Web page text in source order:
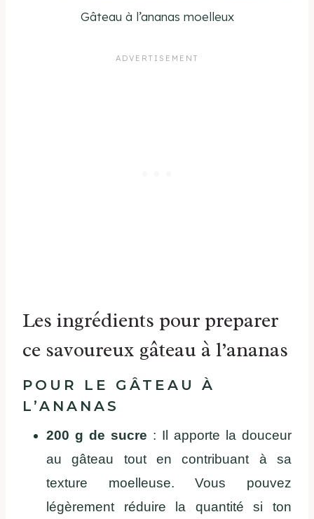
Gâteau à l’ananas moelleux
Les ingrédients pour preparer
ce savoureux gâteau à l’ananas
POUR LE GÂTEAU À
L’ANANAS
200 g de sucre : Il apporte la douceur
au gâteau tout en contribuant à sa
texture moelleuse. Vous pouvez
légèrement réduire la quantité si ton